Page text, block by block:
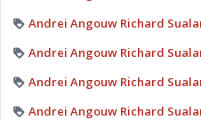
Andrei Angouw Richard
Andrei Angouw Richard
Andrei Angouw Richard
Andrei Angouw Richard